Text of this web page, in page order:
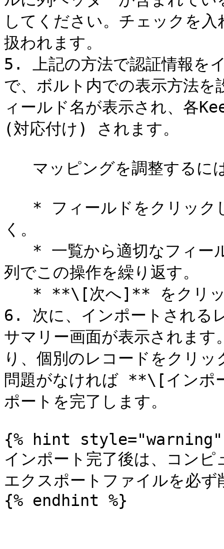
してください。チェックを
扱われます。
5. 上記の方法で認証情報を
で、ボルト内での表示方法を
ィールド名が表示され、各
(対応付け) されます。
く。
列でこの操作を繰り返す。
6. 次に、インポートされる
サマリー画面が表示されま
り、個別のレコードをクリ
問題がなければ **\[インポ
ポートを完了します。
{% hint style="warning"
インポート完了後は、コン
エクスポートファイルを必
{% endhint %}